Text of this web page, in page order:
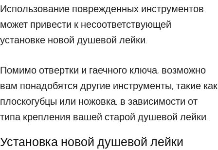
Использование поврежденных инструментов
может привести к несоответствующей
установке новой душевой лейки.
Помимо отвертки и гаечного ключа, возможно
вам понадобятся другие инструменты, такие как
плоскогубцы или ножовка, в зависимости от
типа крепления вашей старой душевой лейки.
Установка новой душевой лейки